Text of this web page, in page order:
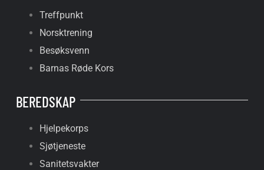
Treffpunkt
Norsktrening
Besøksvenn
Barnas Røde Kors
BEREDSKAP
Hjelpekorps
Sjøtjeneste
Sanitetsvakter